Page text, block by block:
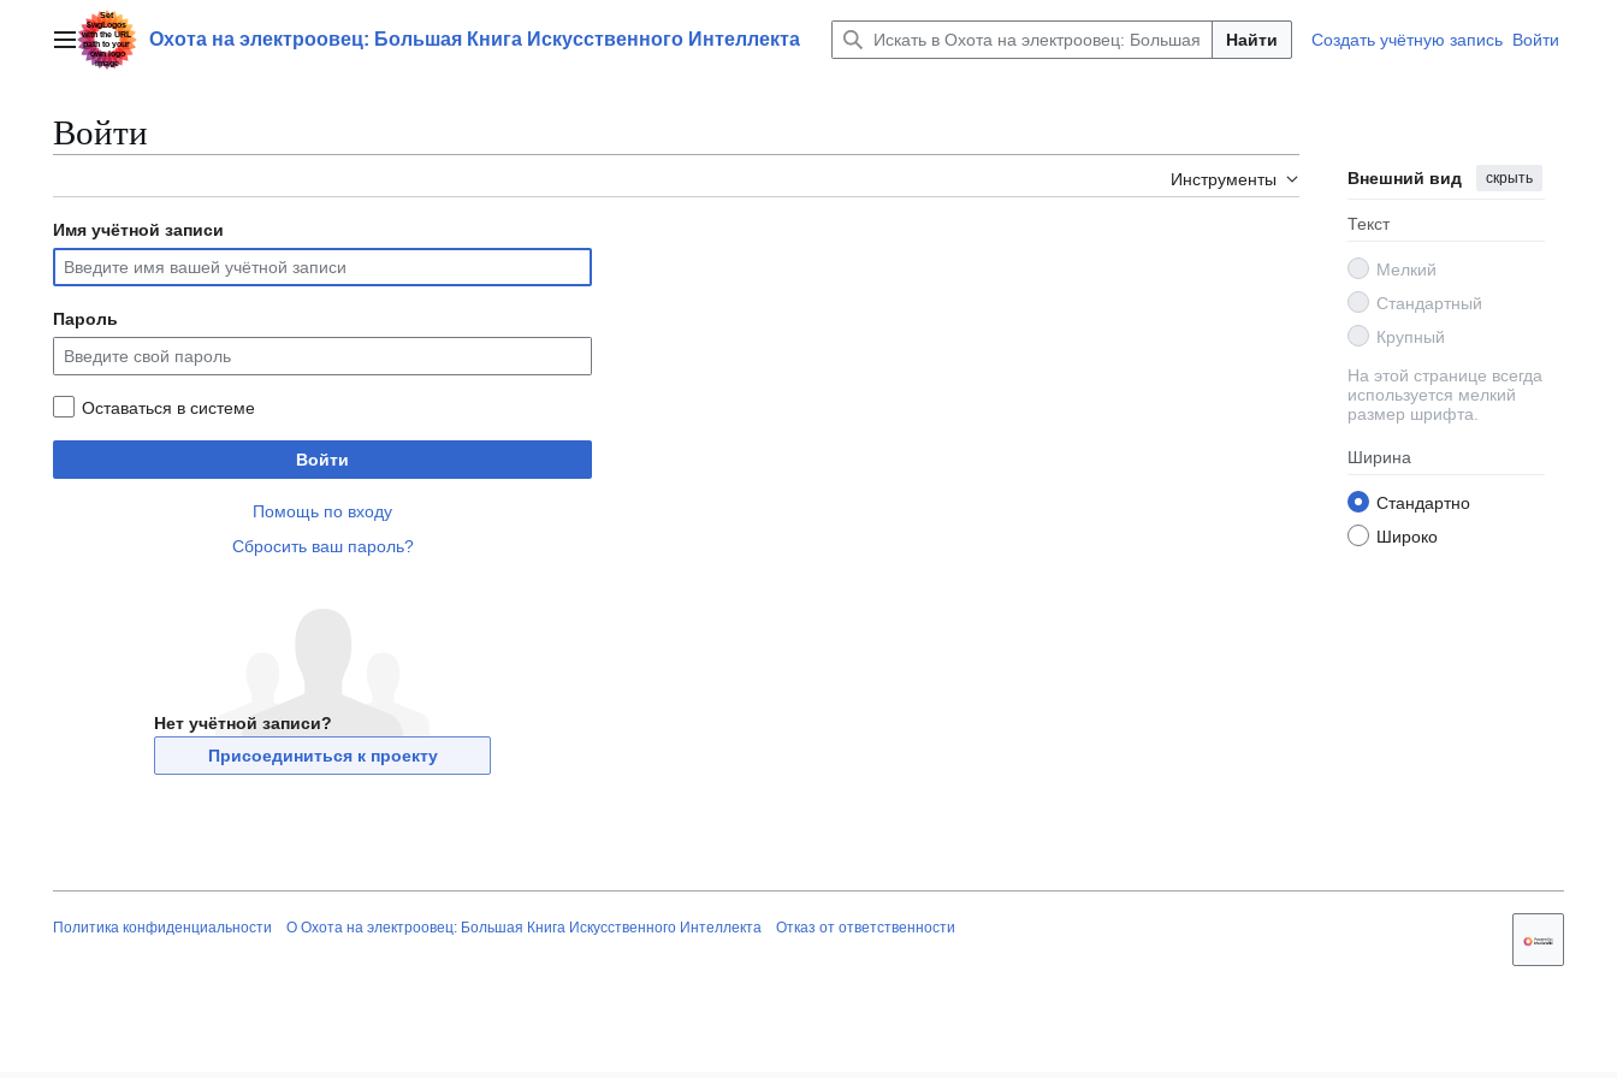
содержаниюГлавное менюОхота на электроовец: Большая Книга Искусственного Интеллекта Найти Создать учётную запись Войти
Войти
Инструменты Внешний вид скрыть
Текст
Мелкий
Стандартный
Крупный
На этой странице всегда
используется мелкий
размер шрифта.
Ширина
Стандартно
Широко
Имя учётной записи
Пароль
Оставаться в системе
Войти
Помощь по входу
Сбросить ваш пароль?
Нет учётной записи?
Присоединиться к проекту
Политика конфиденциальности О Охота на электроовец: Большая Книга Искусственного Интеллекта Отказ от ответственности